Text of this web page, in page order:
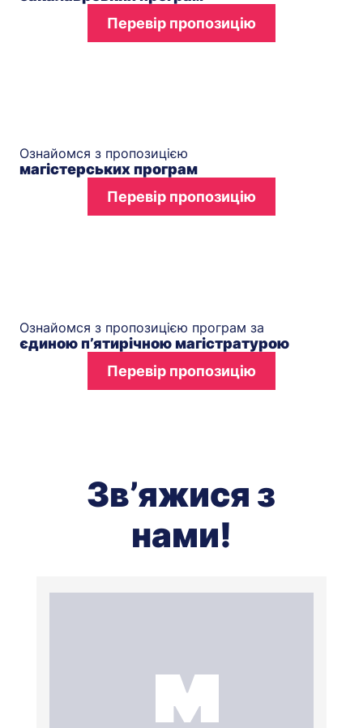
Перевір пропозицію
Ознайомся з пропозицією
магістерських програм
Перевір пропозицію
Ознайомся з пропозицією програм за
єдиною п’ятирічною магістратурою
Перевір пропозицію
Зв’яжися з
нами!